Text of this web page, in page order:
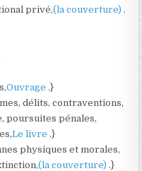
privé,(la couverture) .
Ouvrage .}
délits, contraventions,
poursuites pénales,
Le livre .}
physiques et morales,
(la couverture) .}